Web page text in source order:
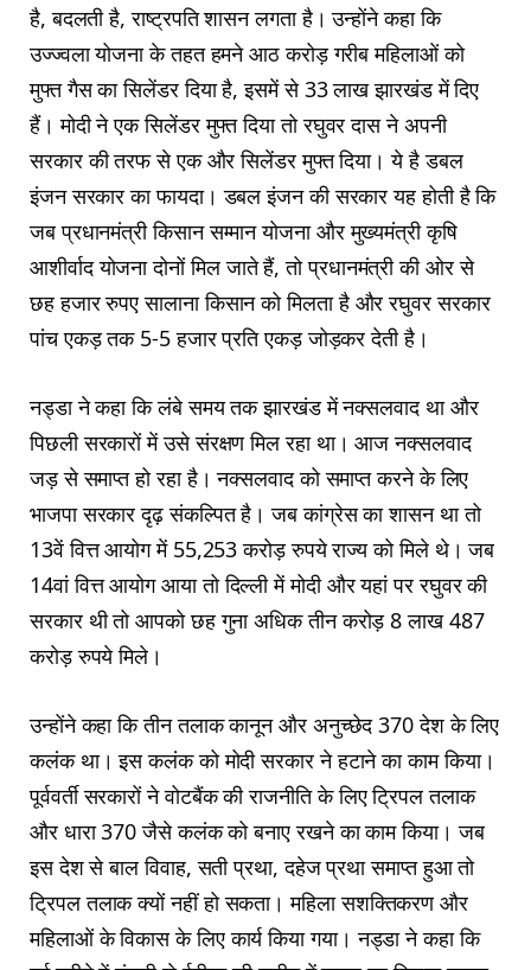
है, बदलती है, राष्ट्रपति शासन लगता है। उन्‍होंने कहा कि
उज्ज्वला योजना के तहत हमने आठ करोड़ गरीब महिलाओं को
मुफ्त गैस का सिलेंडर दिया है, इसमें से 33 लाख झारखंड में दिए
हैं। मोदी ने एक सिलेंडर मुफ्त दिया तो रघुवर दास ने अपनी
सरकार की तरफ से एक और सिलेंडर मुफ्त दिया। ये है डबल
इंजन सरकार का फायदा। डबल इंजन की सरकार यह होती है कि
जब प्रधानमंत्री किसान सम्मान योजना और मुख्यमंत्री कृषि
आशीर्वाद योजना दोनों मिल जाते हैं, तो प्रधानमंत्री की ओर से
छह हजार रुपए सालाना किसान को मिलता है और रघुवर सरकार
पांच एकड़ तक 5-5 हजार प्रति एकड़ जोड़कर देती है।
नड्डा ने कहा कि लंबे समय तक झारखंड में नक्सलवाद था और
पिछली सरकारों में उसे संरक्षण मिल रहा था। आज नक्सलवाद
जड़ से समाप्त हो रहा है। नक्सलवाद को समाप्त करने के लिए
भाजपा सरकार दृढ़ संकल्पित है। जब कांग्रेस का शासन था तो
13वें वित्त आयोग में 55,253 करोड़ रुपये राज्य को मिले थे। जब
14वां वित्त आयोग आया तो दिल्ली में मोदी और यहां पर रघुवर की
सरकार थी तो आपको छह गुना अधिक तीन करोड़ 8 लाख 487
करोड़ रुपये मिले।
उन्होंने कहा कि तीन तलाक कानून और अनुच्‍छेद 370 देश के लिए
कलंक था। इस कलंक को मोदी सरकार ने हटाने का काम किया।
पूर्ववर्ती सरकारों ने वोटबैंक की राजनीति के लिए ट्रिपल तलाक
और धारा 370 जैसे कलंक को बनाए रखने का काम किया। जब
इस देश से बाल विवाह, सती प्रथा, दहेज प्रथा समाप्त हुआ तो
ट्रिपल तलाक क्यों नहीं हो सकता। महिला सशक्तिकरण और
महिलाओं के विकास के लिए कार्य किया गया। नड्डा ने कहा कि